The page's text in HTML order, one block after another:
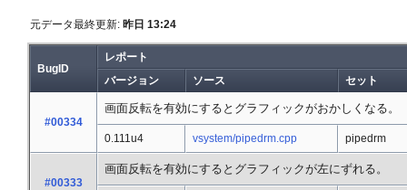
元データ最終更新: 昨日 13:24
BugID
レポート
バージョン
ソース セット
#00334
画面反転を有効にするとグラフィックがおかしくなる。
0.111u4 vsystem/pipedrm.cpp pipedrm
#00333
画面反転を有効にするとグラフィックが左にずれる。